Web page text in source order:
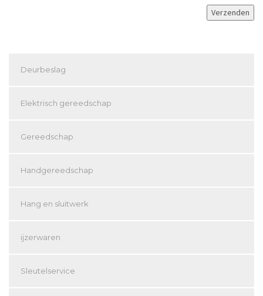
Deurbeslag
Elektrisch gereedschap
Gereedschap
Handgereedschap
Hang en sluitwerk
ijzerwaren
Sleutelservice